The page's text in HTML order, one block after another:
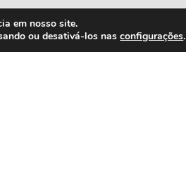
em nosso site.
ou desativá-los nasconfigurações.